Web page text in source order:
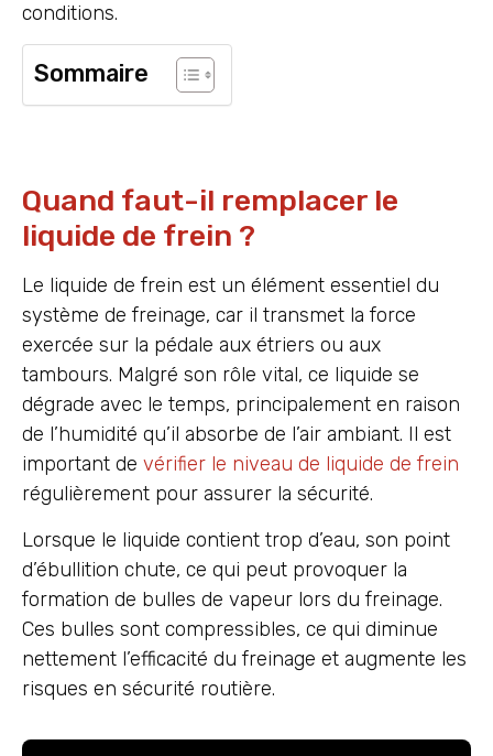
conditions.
Sommaire
Quand faut-il remplacer le
liquide de frein ?
Le liquide de frein est un élément essentiel du
système de freinage, car il transmet la force
exercée sur la pédale aux étriers ou aux
tambours. Malgré son rôle vital, ce liquide se
dégrade avec le temps, principalement en raison
de l’humidité qu’il absorbe de l’air ambiant. Il est
important de vérifier le niveau de liquide de frein
régulièrement pour assurer la sécurité.
Lorsque le liquide contient trop d’eau, son point
d’ébullition chute, ce qui peut provoquer la
formation de bulles de vapeur lors du freinage.
Ces bulles sont compressibles, ce qui diminue
nettement l’efficacité du freinage et augmente les
risques en sécurité routière.